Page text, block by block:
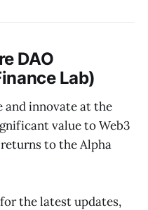
DAO
Lab)
and innovate at the
value to Web3
to the Alpha
for the latest updates,